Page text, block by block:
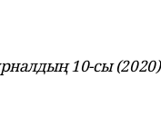
10-сы